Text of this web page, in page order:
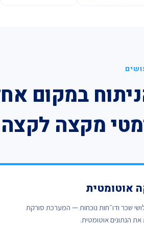
במקום
מקצה לקצה
אוטומטית
שכר ודו״חות נוכחות — המערכת סורקת
הנתונים אוטומטית.